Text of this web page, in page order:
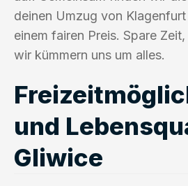
deinen Umzug von
einem fairen Preis. Spare
wir kümmern uns um alles.
und
Gliwice